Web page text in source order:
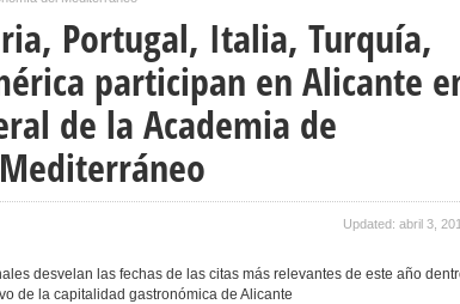
Portugal, Italia, Turquía,
participan en Alicante
de la Academia de
Updated: abril 3,
desvelan las fechas de las citas más relevantes de este año
de la capitalidad gastronómica de Alicante